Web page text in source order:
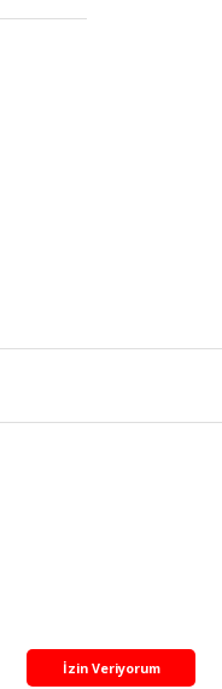
İzin Veriyorum